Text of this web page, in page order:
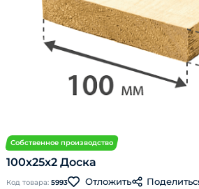
Собственное производство
100х25х2 Доска
Код товара: 5993 Отложить